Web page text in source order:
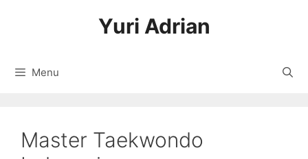
Yuri Adrian
Menu
Master Taekwondo